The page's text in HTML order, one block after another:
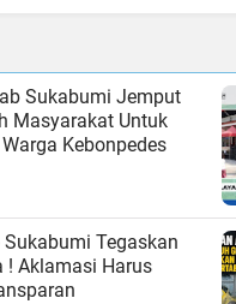
Sukabumi Jemput
Masyarakat Untuk
Kebonpedes
Tegaskan
! Aklamasi Harus